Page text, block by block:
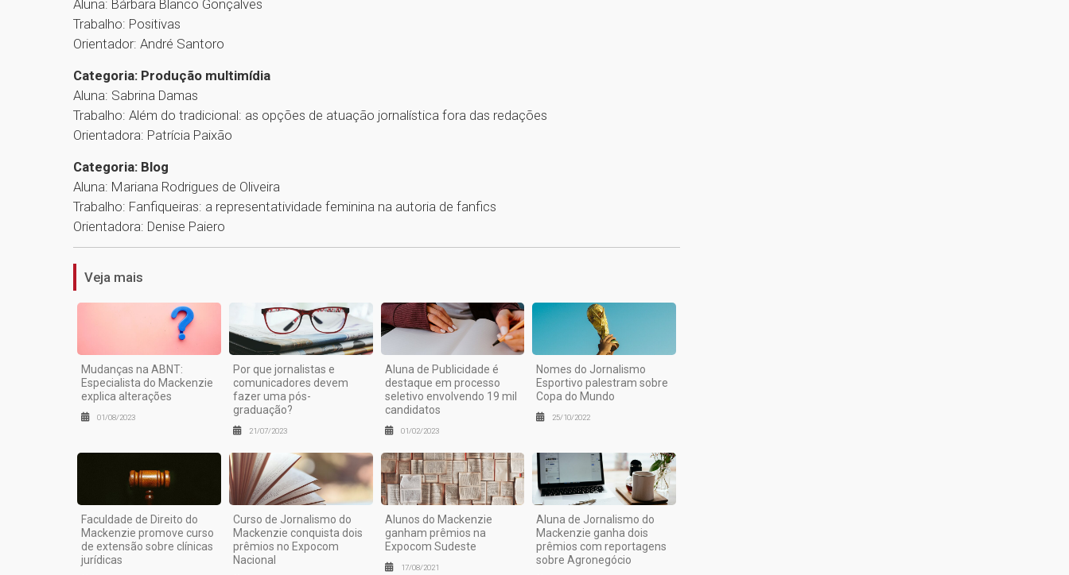
Aluna: Bárbara Blanco Gonçalves
Trabalho: Positivas
Orientador: André Santoro
Categoria: Produção multimídia
Aluna: Sabrina Damas
Trabalho: Além do tradicional: as opções de atuação jornalística fora das redações
Orientadora: Patrícia Paixão
Categoria: Blog
Aluna: Mariana Rodrigues de Oliveira
Trabalho: Fanfiqueiras: a representatividade feminina na autoria de fanfics
Orientadora: Denise Paiero
Veja mais
Mudanças na ABNT:
Especialista do Mackenzie
explica alterações
01/08/2023
Por que jornalistas e
comunicadores devem
fazer uma pós-
graduação?
21/07/2023
Aluna de Publicidade é
destaque em processo
seletivo envolvendo 19 mil
candidatos
01/02/2023
Nomes do Jornalismo
Esportivo palestram sobre
Copa do Mundo
25/10/2022
Faculdade de Direito do
Mackenzie promove curso
de extensão sobre clínicas
jurídicas
Curso de Jornalismo do
Mackenzie conquista dois
prêmios no Expocom
Nacional
Alunos do Mackenzie
ganham prêmios na
Expocom Sudeste
17/08/2021
Aluna de Jornalismo do
Mackenzie ganha dois
prêmios com reportagens
sobre Agronegócio